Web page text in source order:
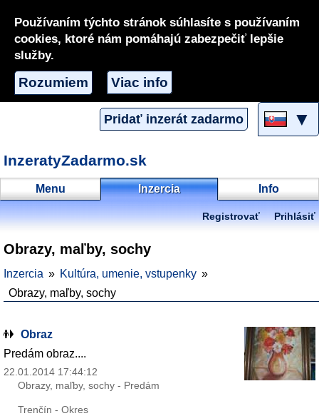
Používaním týchto stránok súhlasíte s používaním
cookies, ktoré nám pomáhajú zabezpečiť lepšie
služby.
Rozumiem Viac info
Pridať inzerát zadarmo ▼
InzeratyZadarmo.sk
Menu Inzercia Info
Registrovať Prihlásiť
Obrazy, maľby, sochy
Inzercia
Kultúra, umenie, vstupenky
Obrazy, maľby, sochy
Obraz
Predám obraz....
22.01.2014 17:44:12
Obrazy, maľby, sochy - Predám
Trenčín - Okres